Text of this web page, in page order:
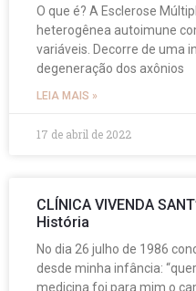
O que é? A Esclerose
heterogênea autoimune
variáveis. Decorre de uma
degeneração dos axônios
LEIA MAIS »
17 de abril de 2022
CLÍNICA VIVENDA
História
No dia 26 julho de 1986
desde minha infância:
medicina foi para mim o